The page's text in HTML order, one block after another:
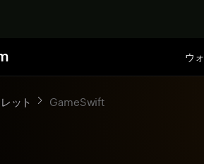
ウ
ット GameSwift